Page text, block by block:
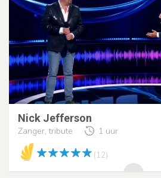
Nick Jefferson
Zanger, tribute 1 uur
(12)